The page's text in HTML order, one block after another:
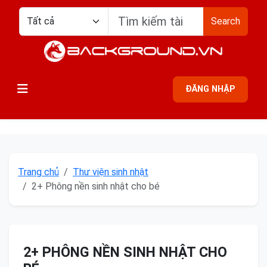
Search
ĐĂNG NHẬP
Trang chủ
Thư viện sinh nhật
2+ Phông nền sinh nhật cho bé
2+ PHÔNG NỀN SINH NHẬT CHO